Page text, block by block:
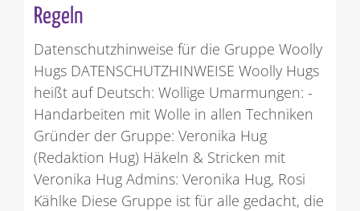
Regeln
Datenschutzhinweise für die Gruppe Woolly
Hugs DATENSCHUTZHINWEISE Woolly Hugs
heißt auf Deutsch: Wollige Umarmungen: -
Handarbeiten mit Wolle in allen Techniken
Gründer der Gruppe: Veronika Hug
(Redaktion Hug) Häkeln & Stricken mit
Veronika Hug Admins: Veronika Hug, Rosi
Kählke Diese Gruppe ist für alle gedacht, die